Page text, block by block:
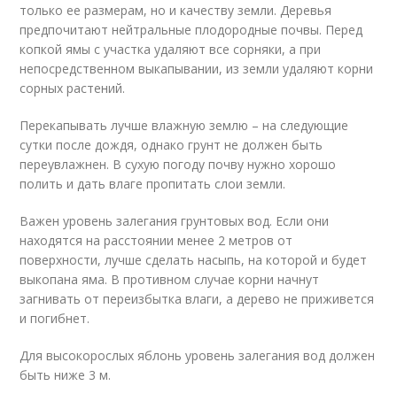
только ее размерам, но и качеству земли. Деревья
предпочитают нейтральные плодородные почвы. Перед
копкой ямы с участка удаляют все сорняки, а при
непосредственном выкапывании, из земли удаляют корни
сорных растений.
Перекапывать лучше влажную землю – на следующие
сутки после дождя, однако грунт не должен быть
переувлажнен. В сухую погоду почву нужно хорошо
полить и дать влаге пропитать слои земли.
Важен уровень залегания грунтовых вод. Если они
находятся на расстоянии менее 2 метров от
поверхности, лучше сделать насыпь, на которой и будет
выкопана яма. В противном случае корни начнут
загнивать от переизбытка влаги, а дерево не приживется
и погибнет.
Для высокорослых яблонь уровень залегания вод должен
быть ниже 3 м.